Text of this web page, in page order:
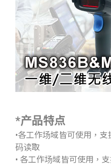
*产品特点
•各工作场域皆可使用，
码读取
• 各工作场域皆可使用，